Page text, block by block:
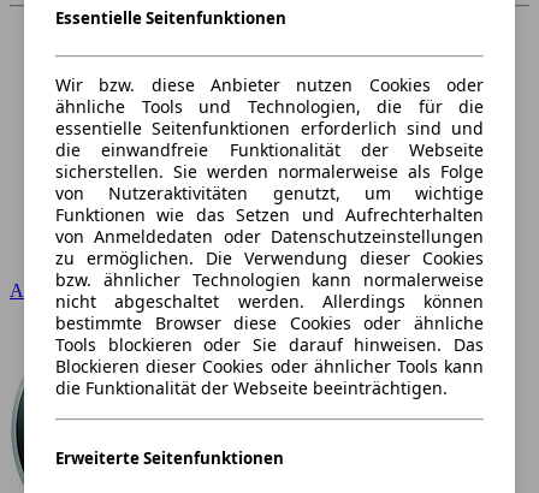
Audi
Essentielle Seitenfunktionen
Wir bzw. diese Anbieter nutzen Cookies oder
ähnliche Tools und Technologien, die für die
essentielle Seitenfunktionen erforderlich sind und
die einwandfreie Funktionalität der Webseite
sicherstellen. Sie werden normalerweise als Folge
von Nutzeraktivitäten genutzt, um wichtige
Funktionen wie das Setzen und Aufrechterhalten
von Anmeldedaten oder Datenschutzeinstellungen
zu ermöglichen. Die Verwendung dieser Cookies
bzw. ähnlicher Technologien kann normalerweise
nicht abgeschaltet werden. Allerdings können
bestimmte Browser diese Cookies oder ähnliche
Tools blockieren oder Sie darauf hinweisen. Das
Blockieren dieser Cookies oder ähnlicher Tools kann
die Funktionalität der Webseite beeinträchtigen.
Erweiterte Seitenfunktionen